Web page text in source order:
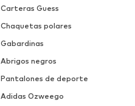
Carteras Guess
Chaquetas polares
Gabardinas
Abrigos negros
Pantalones de deporte
Adidas Ozweego